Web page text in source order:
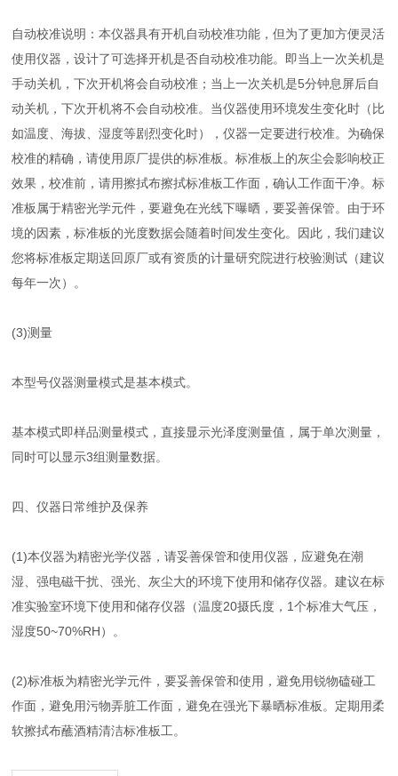
自动校准说明：本仪器具有开机自动校准功能，但为了更加方便灵活
使用仪器，设计了可选择开机是否自动校准功能。即当上一次关机是
手动关机，下次开机将会自动校准；当上一次关机是5分钟息屏后自
动关机，下次开机将不会自动校准。当仪器使用环境发生变化时（比
如温度、海拔、湿度等剧烈变化时），仪器一定要进行校准。为确保
校准的精确，请使用原厂提供的标准板。标准板上的灰尘会影响校正
效果，校准前，请用擦拭布擦拭标准板工作面，确认工作面干净。标
准板属于精密光学元件，要避免在光线下曝晒，要妥善保管。由于环
境的因素，标准板的光度数据会随着时间发生变化。因此，我们建议
您将标准板定期送回原厂或有资质的计量研究院进行校验测试（建议
每年一次）。
(3)测量
本型号仪器测量模式是基本模式。
基本模式即样品测量模式，直接显示光泽度测量值，属于单次测量，
同时可以显示3组测量数据。
四、仪器日常维护及保养
(1)本仪器为精密光学仪器，请妥善保管和使用仪器，应避免在潮
湿、强电磁干扰、强光、灰尘大的环境下使用和储存仪器。建议在标
准实验室环境下使用和储存仪器（温度20摄氏度，1个标准大气压，
湿度50~70%RH）。
(2)标准板为精密光学元件，要妥善保管和使用，避免用锐物磕碰工
作面，避免用污物弄脏工作面，避免在强光下暴晒标准板。定期用柔
软擦拭布蘸酒精清洁标准板工。